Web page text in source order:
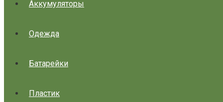
Аккумуляторы
Одежда
Батарейки
Пластик